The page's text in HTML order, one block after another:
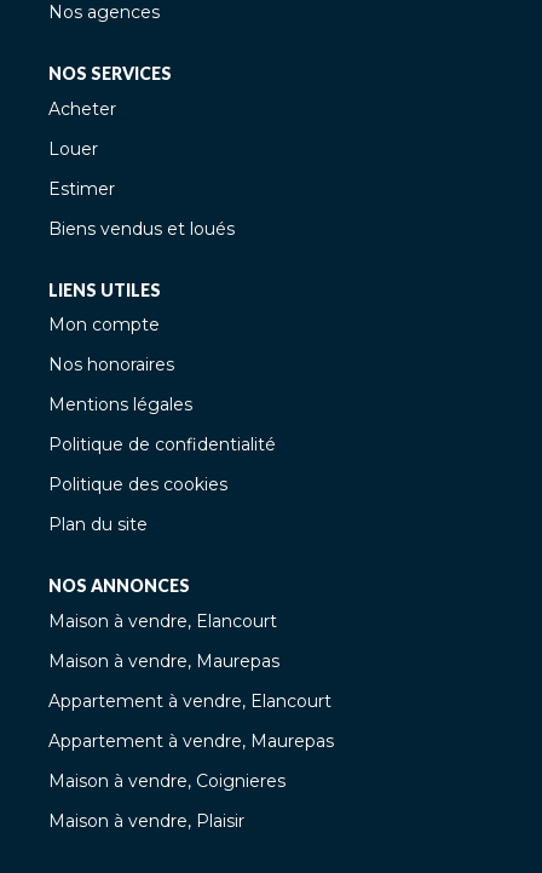
Nos agences
NOS SERVICES
Acheter
Louer
Estimer
Biens vendus et loués
LIENS UTILES
Mon compte
Nos honoraires
Mentions légales
Politique de confidentialité
Politique des cookies
Plan du site
NOS ANNONCES
Maison à vendre, Elancourt
Maison à vendre, Maurepas
Appartement à vendre, Elancourt
Appartement à vendre, Maurepas
Maison à vendre, Coignieres
Maison à vendre, Plaisir